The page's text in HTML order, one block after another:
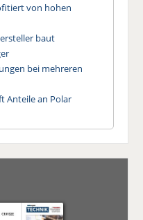
von hohen
baut
bei mehreren
Anteile an Polar